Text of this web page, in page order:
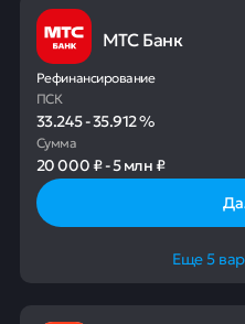
МТС Банк
Рефинансирование
ПСК
33.245-35.912%
Сумма
20 000 ₽-5 млн ₽
Еще5